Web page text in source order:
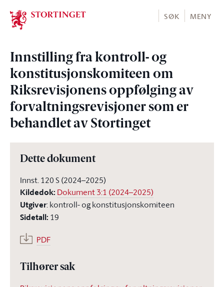
Stortinget.no
SØK MENY
Innstilling fra kontroll- og
konstitusjonskomiteen om
Riksrevisjonens oppfølging av
forvaltningsrevisjoner som er
behandlet av Stortinget
Dette dokument
Innst. 120 S (2024–2025)
Kildedok: Dokument 3:1 (2024–2025)
Utgiver:kontroll- og konstitusjonskomiteen
Sidetall: 19
PDF
Tilhører sak